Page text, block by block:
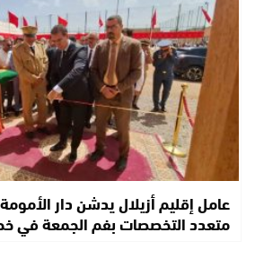
عامل إقليم أزيلال يدشن دار
متعدد التخصصات بفم الجمعة في